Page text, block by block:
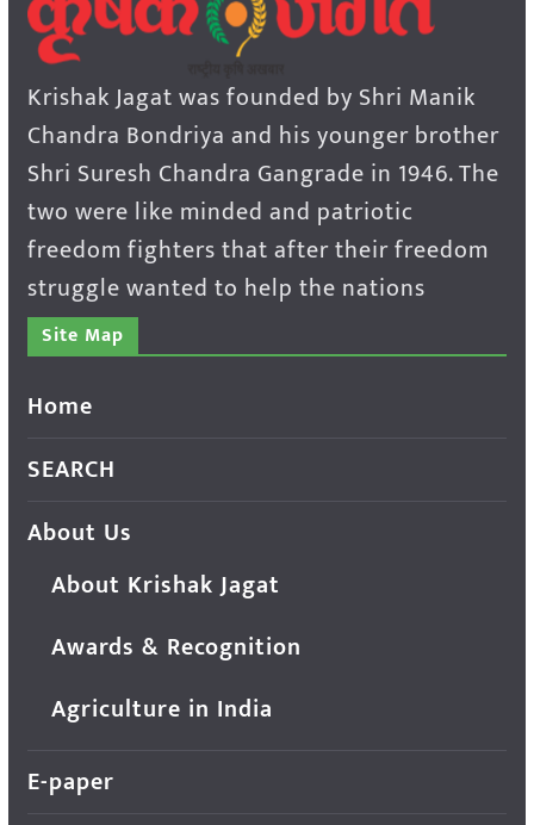
Krishak Jagat was founded by Shri Manik
Chandra Bondriya and his younger brother
Shri Suresh Chandra Gangrade in 1946. The
two were like minded and patriotic
freedom fighters that after their freedom
struggle wanted to help the nations
Site Map
Home
SEARCH
About Us
About Krishak Jagat
Awards & Recognition
Agriculture in India
E-paper